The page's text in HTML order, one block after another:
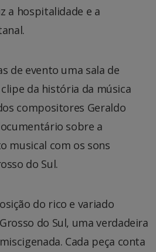
a hospitalidade e a
de evento uma sala de
da história da música
compositores Geraldo
sobre a
musical com os sons
do Sul.
do rico e variado
do Sul, uma verdadeira
Cada peça conta